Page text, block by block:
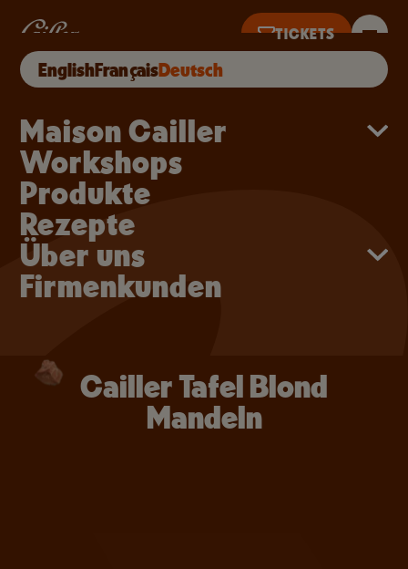
Cailler Tafel Blond
EnglishFrançaisDeutsch
Maison Cailler
Workshops
Produkte
Rezepte
Über uns
Firmenkunden
TICKETS
· LETZTER TICKETVERKAUF 17 UHR
Cailler Tafel Blond Mandeln ONLINE KAUFEN
Cailler Tafel Blond
Mandeln